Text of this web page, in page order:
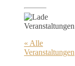
« Alle
Veranstaltungen